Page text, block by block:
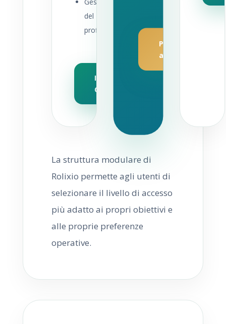
del
profilo
Inizia
Gratis
Passa
al Pro
La struttura modulare di
Rolixio permette agli utenti di
selezionare il livello di accesso
più adatto ai propri obiettivi e
alle proprie preferenze
operative.